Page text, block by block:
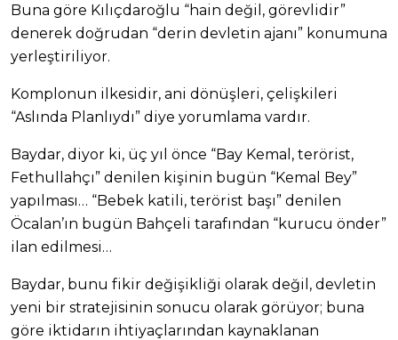
Buna göre Kılıçdaroğlu “hain değil, görevlidir”
denerek doğrudan “derin devletin ajanı” konumuna
yerleştiriliyor.
Komplonun ilkesidir, ani dönüşleri, çelişkileri
“Aslında Planlıydı” diye yorumlama vardır.
Baydar, diyor ki, üç yıl önce “Bay Kemal, terörist,
Fethullahçı” denilen kişinin bugün “Kemal Bey”
yapılması… “Bebek katili, terörist başı” denilen
Öcalan’ın bugün Bahçeli tarafından “kurucu önder”
ilan edilmesi…
Baydar, bunu fikir değişikliği olarak değil, devletin
yeni bir stratejisinin sonucu olarak görüyor; buna
göre iktidarın ihtiyaçlarından kaynaklanan